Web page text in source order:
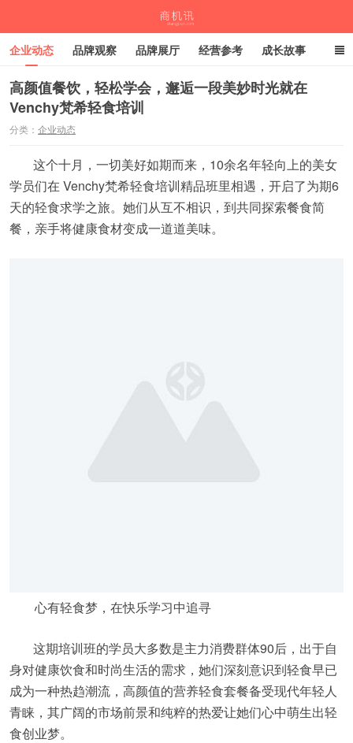
企业动态 品牌观察 品牌展厅 经营参考 成长故事
深度观察 伙伴计划
高颜值餐饮，轻松学会，邂逅一段美妙时光就在
Venchy梵希轻食培训
分类： 企业动态
这个十月，一切美好如期而来，10余名年轻向上的美女
学员们在 Venchy梵希轻食培训精品班里相遇，开启了为期6
天的轻食求学之旅。她们从互不相识，到共同探索餐食简
餐，亲手将健康食材变成一道道美味。
心有轻食梦，在快乐学习中追寻
这期培训班的学员大多数是主力消费群体90后，出于自
身对健康饮食和时尚生活的需求，她们深刻意识到轻食早已
成为一种热趋潮流，高颜值的营养轻食套餐备受现代年轻人
青睐，其广阔的市场前景和纯粹的热爱让她们心中萌生出轻
食创业梦。